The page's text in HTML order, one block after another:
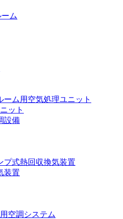
ム
ーム用空気処理ユニット
ット
設備
プ式熱回収換気装置
装置
空調システム